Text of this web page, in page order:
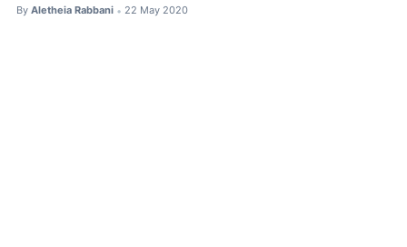
By Aletheia Rabbani • 22 May 2020